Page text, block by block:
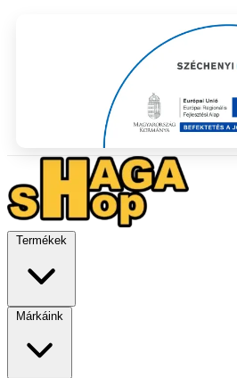
Termékek
Márkáink